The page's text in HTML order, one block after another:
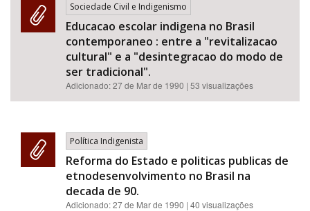
Sociedade Civil e Indigenismo
Educacao escolar indigena no Brasil
contemporaneo : entre a "revitalizacao
cultural" e a "desintegracao do modo de
ser tradicional".
Adicionado:27 de Mar de 1990 | 53 visualizações
Política Indigenista
Reforma do Estado e politicas publicas de
etnodesenvolvimento no Brasil na
decada de 90.
Adicionado:27 de Mar de 1990 | 40 visualizações